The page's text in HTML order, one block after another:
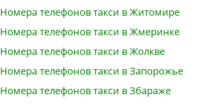
Номера телефонов такси в Житомире
Номера телефонов такси в Жмеринке
Номера телефонов такси в Жолкве
Номера телефонов такси в Запорожье
Номера телефонов такси в Збараже